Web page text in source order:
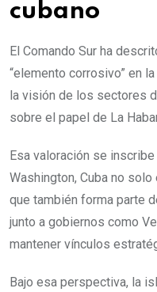
cubano
El Comando Sur ha
“elemento corrosivo” en
la visión de los sectores
sobre el papel de La
Esa valoración se
Washington, Cuba no
que también forma parte
junto a gobiernos como
mantener vínculos
Bajo esa perspectiva, la